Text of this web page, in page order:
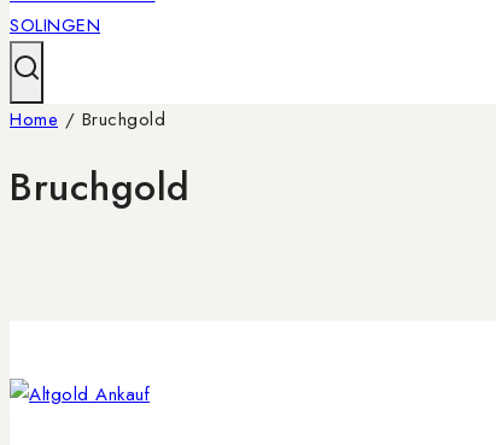
Home / Bruchgold
Bruchgold